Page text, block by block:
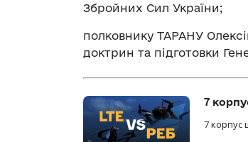
Збройних Сил України;
полковнику ТАРАНУ
доктрин та підготовки
7
7 корпус